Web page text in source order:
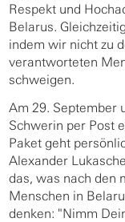
Respekt und
Belarus.
indem wir nicht zu
verantworteten
schweigen.
Am 29. September
Schwerin per Post
Paket geht
Alexander
das, was nach den
Menschen in
denken: "Nimm